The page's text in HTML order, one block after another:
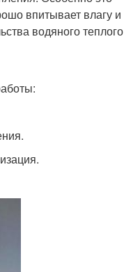
впитывает влагу и
водяного теплого